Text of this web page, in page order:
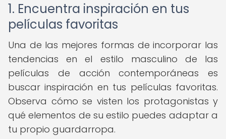
1. Encuentra inspiración en tus
películas favoritas
Una de las mejores formas de incorporar las
tendencias en el estilo masculino de las
películas de acción contemporáneas es
buscar inspiración en tus películas favoritas.
Observa cómo se visten los protagonistas y
qué elementos de su estilo puedes adaptar a
tu propio guardarropa.